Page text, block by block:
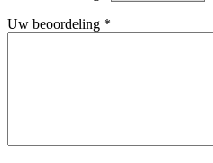
Uw beoordeling *